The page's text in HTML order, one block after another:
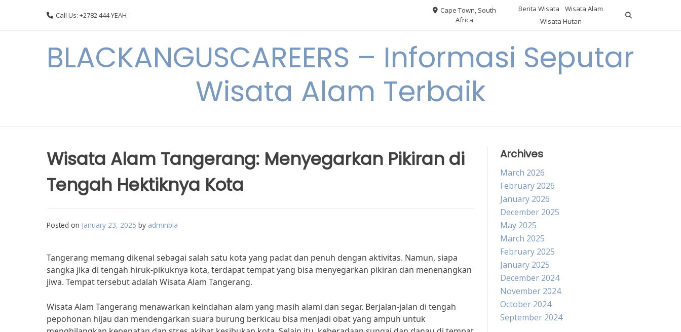
Call Us: +2782 444 YEAH
Cape Town, South
Africa
Berita Wisata
Wisata Alam
Wisata Hutan
BLACKANGUSCAREERS – Informasi Seputar
Wisata Alam Terbaik
Wisata Alam Tangerang: Menyegarkan Pikiran di
Tengah Hektiknya Kota
Posted on January 23, 2025 by adminbla
Tangerang memang dikenal sebagai salah satu kota yang padat dan penuh dengan aktivitas. Namun, siapa
sangka jika di tengah hiruk-pikuknya kota, terdapat tempat yang bisa menyegarkan pikiran dan menenangkan
jiwa. Tempat tersebut adalah Wisata Alam Tangerang.
Wisata Alam Tangerang menawarkan keindahan alam yang masih alami dan segar. Berjalan-jalan di tengah
pepohonan hijau dan mendengarkan suara burung berkicau bisa menjadi obat yang ampuh untuk
Archives
March 2026
February 2026
January 2026
December 2025
May 2025
March 2025
February 2025
January 2025
December 2024
November 2024
October 2024
September 2024